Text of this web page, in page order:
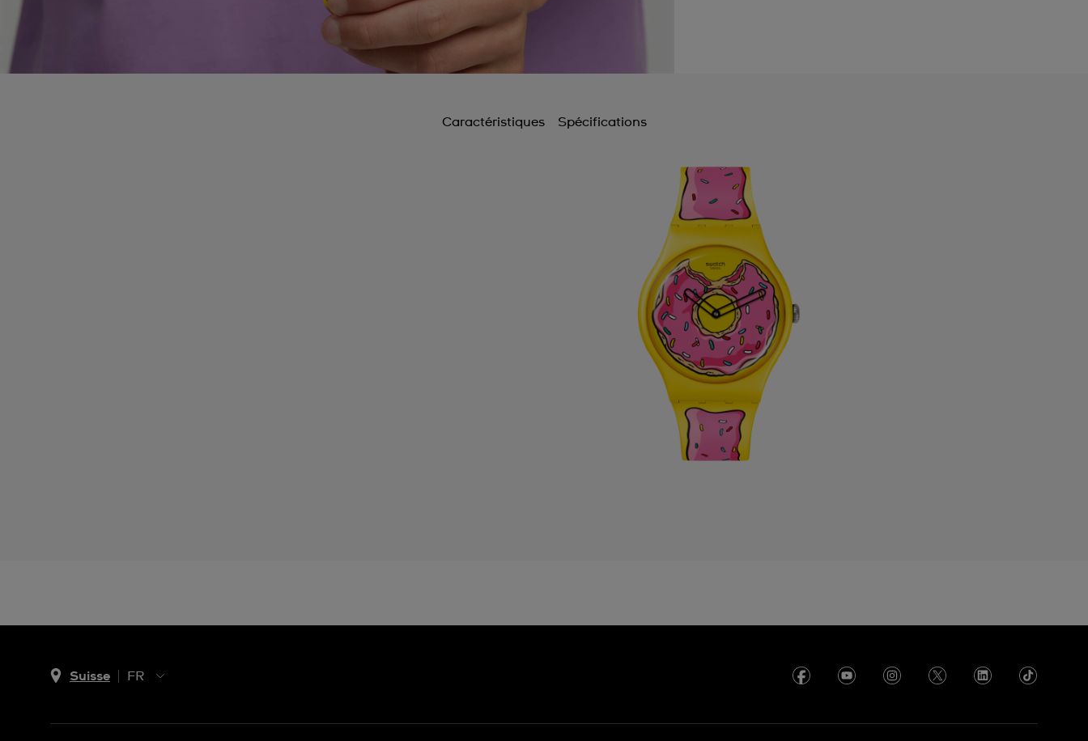
Caractéristiques Spécifications
Suisse
FR
DE